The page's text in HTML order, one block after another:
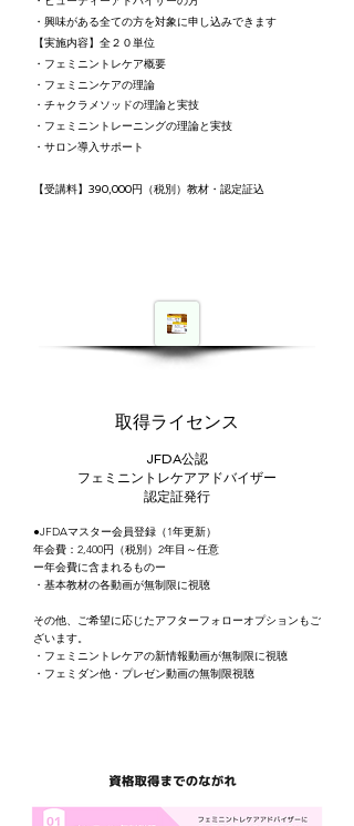
・興味がある全ての方を対象に申し込みできます
【実施内容】全２０単位
・フェミニントレケア概要
・フェミニンケアの理論
・チャクラ​メソッドの理論と実技
・フェミニントレーニングの理論と実技
・サロン導入サポート
【受講料】 390,000円 （税別）教材・認定証込
​取得ライセンス
JFDA公認
フェミニントレケアアドバイザー
認定証発行
●JFDAマスター会員登録（1年更新）
年会費：2,400円（税別）2年目～任意
ー年会費に含まれるものー
・基本教材の各動画が無制限に視聴
​その他、ご希望に応じたアフターフォローオプションもご
ざいます。
・フェミニントレケアの新情報動画が無制限に視聴
・フェミダン他・プレゼン動画の無制限視聴